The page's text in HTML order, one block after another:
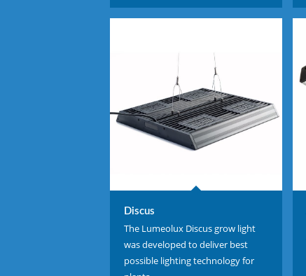
Discus
The Lumeolux Discus grow light
was developed to deliver best
possible lighting technology for